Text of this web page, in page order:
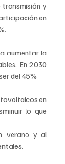
y
en
aumentar la
En 2030
del 45%
en
lo que
verano y al